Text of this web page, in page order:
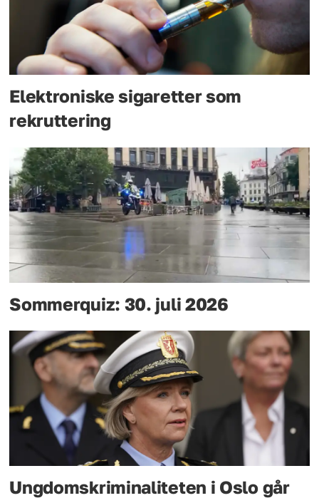
Elektroniske sigaretter som
rekruttering
Sommerquiz: 30. juli 2026
Ungdomskriminaliteten i Oslo går